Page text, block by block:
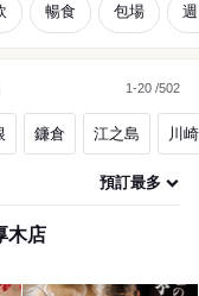
暢食 包場
1-20 /502
鐮倉 江之島 川
預訂最多
木店